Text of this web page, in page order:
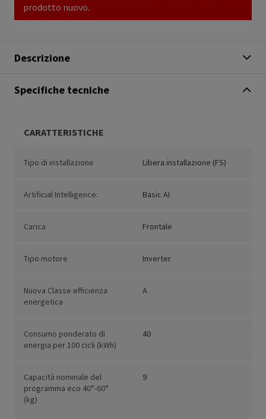
prodotto nuovo.
Descrizione
Specifiche tecniche
CARATTERISTICHE
Tipo di installazione Libera installazione (FS)
Artificial Intelligence: Basic AI
Carica Frontale
Tipo motore Inverter
Nuova Classe efficienza
energetica
A
Consumo ponderato di
energia per 100 cicli (kWh)
40
Capacità nominale del
programma eco 40°-60°
(kg)
9